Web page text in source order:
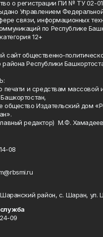
о регистрации ПИ № ТУ 02-
Управлением
связи, информационных
по Республике
12+
сайт общественно-
Республики
печати и средствам массовой
общество Издательский дом
редактор) М.Ф.
08
район, с. Шаран, ул.
09